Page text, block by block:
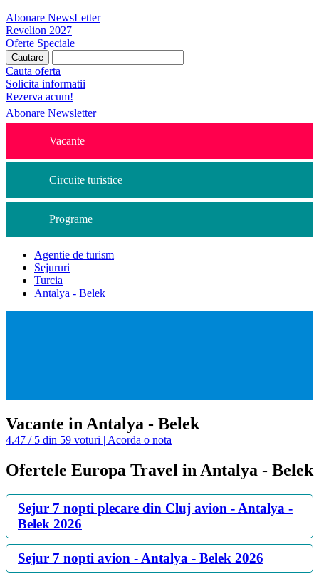
Abonare NewsLetter
Revelion 2027
Oferte Speciale
Cauta oferta
Solicita informatii
Rezerva acum!
Abonare Newsletter
Vacante
Circuite turistice
Programe
Agentie de turism
Sejururi
Turcia
Antalya - Belek
Vacante in Antalya - Belek
4.47 / 5 din 59 voturi | Acorda o nota
Ofertele Europa Travel in Antalya - Belek
Sejur 7 nopti plecare din Cluj avion - Antalya -
Belek 2026
Sejur 7 nopti avion - Antalya - Belek 2026